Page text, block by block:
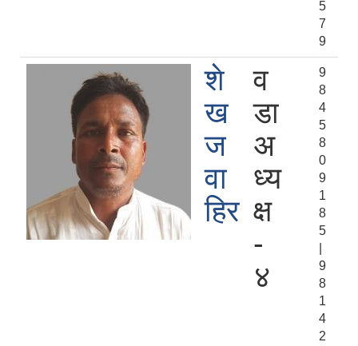
5
7
9
शे
ख
ज
वा
हिर
व
डा
अ
ध्य
क्ष
-
४
9
8
4
5
8
0
9
1
8
5
9
8
1
4
2